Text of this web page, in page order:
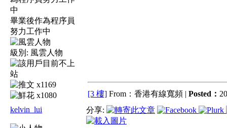
畢業後作為程序員
努力工作中
級別: 風雲人物
x1169
x1080
[3 樓] From：香港有線寬頻 | Posted：
kelvin_lui
分享: